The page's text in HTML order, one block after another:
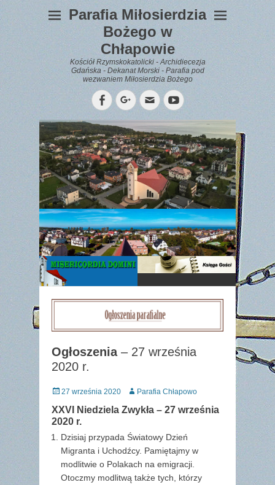
Parafia Miłosierdzia
Bożego w
Chłapowie
Kościół Rzymskokatolicki - Archidiecezja
Gdańska - Dekanat Morski - Parafia pod
wezwaniem Miłosierdzia Bożego
FacebookGoogleplus
EmailYouTube
WYPOCZYNEK
Gazetka
Parafialna
Ogłoszenia– 27 września
2020 r.
Posted
27 września 2020 Author
Parafia Chłapowo
XXVI Niedziela Zwykła – 27 września
2020 r.
Dzisiaj przypada Światowy Dzień
Migranta i Uchodźcy. Pamiętajmy w
modlitwie o Polakach na emigracji.
Otoczmy modlitwą także tych, którzy